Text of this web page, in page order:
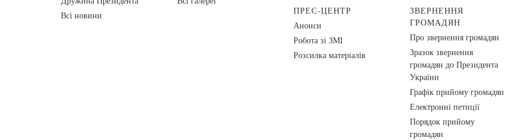
Всі новини
ПРЕС-ЦЕНТР
Анонси
Робота зі ЗМІ
Розсилка матеріалів
ЗВЕРНЕННЯ
ГРОМАДЯН
Про звернення громадян
Зразок звернення
громадян до Президента
України
Графік прийому громадян
Електронні петиції
Порядок прийому
громадян